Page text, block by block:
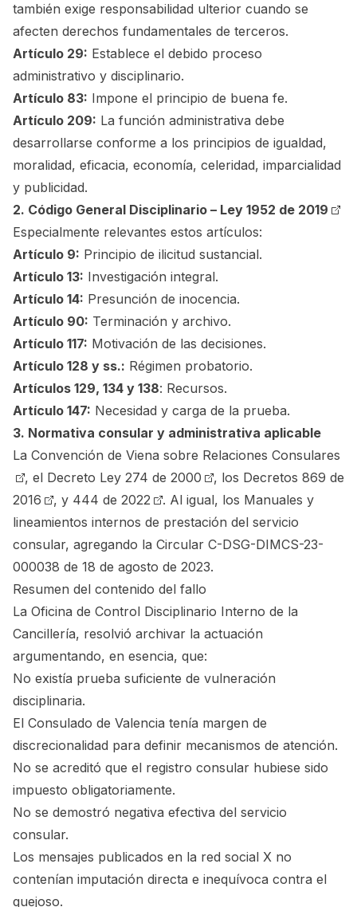
también exige responsabilidad ulterior cuando se
afecten derechos fundamentales de terceros.
Artículo 29: Establece el debido proceso
administrativo y disciplinario.
Artículo 83: Impone el principio de buena fe.
Artículo 209: La función administrativa debe
desarrollarse conforme a los principios de igualdad,
moralidad, eficacia, economía, celeridad, imparcialidad
y publicidad.
2. Código General Disciplinario – Ley 1952 de 2019
Especialmente relevantes estos artículos:
Artículo 9: Principio de ilicitud sustancial.
Artículo 13: Investigación integral.
Artículo 14: Presunción de inocencia.
Artículo 90: Terminación y archivo.
Artículo 117: Motivación de las decisiones.
Artículo 128 y ss.: Régimen probatorio.
Artículos 129, 134 y 138: Recursos.
Artículo 147: Necesidad y carga de la prueba.
3. Normativa consular y administrativa aplicable
La Convención de Viena sobre Relaciones Consulares
, el Decreto Ley 274 de 2000 , los Decretos 869 de
2016
, y 444 de 2022
. Al igual, los Manuales y
lineamientos internos de prestación del servicio
consular, agregando la Circular C-DSG-DIMCS-23-
000038 de 18 de agosto de 2023.
Resumen del contenido del fallo
La Oficina de Control Disciplinario Interno de la
Cancillería, resolvió archivar la actuación
argumentando, en esencia, que:
No existía prueba suficiente de vulneración
disciplinaria.
El Consulado de Valencia tenía margen de
discrecionalidad para definir mecanismos de atención.
No se acreditó que el registro consular hubiese sido
impuesto obligatoriamente.
No se demostró negativa efectiva del servicio
consular.
Los mensajes publicados en la red social X no
contenían imputación directa e inequívoca contra el
quejoso.